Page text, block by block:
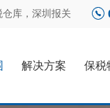
仓库 ， 深圳报关
解决方案 保税